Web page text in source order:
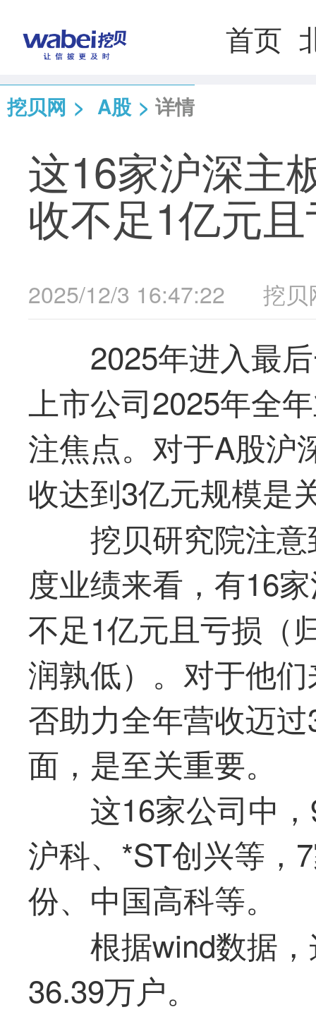
首页
挖贝网 > A股 > 详情
这16家沪深主
收不足1亿元
2025/12/3 16:47:22 挖贝
2025年进入最
上市公司2025年全
注焦点。对于A股沪
收达到3亿元规模是
挖贝研究院注
度业绩来看，有16
不足1亿元且亏损（
润孰低）。对于他
否助力全年营收迈
面，是至关重要。
这16家公司中
沪科、*ST创兴等，
份、中国高科等。
根据wind数据
36.39万户。